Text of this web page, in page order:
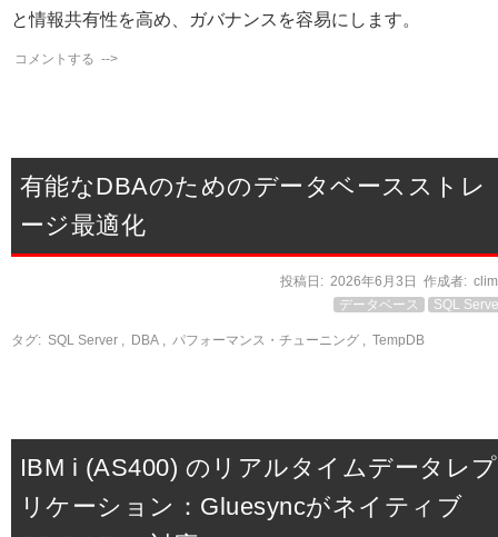
と情報共有性を高め、ガバナンスを容易にします。
コメントする -->
有能なDBAのためのデータベースストレ
ージ最適化
投稿日: 2026年6月3日 作成者:
データベース
SQL
タグ: SQL Server , DBA , パフォーマンス・チューニング , TempDB
IBM i (AS400) のリアルタイムデータレプ
リケーション：Gluesyncがネイティブ